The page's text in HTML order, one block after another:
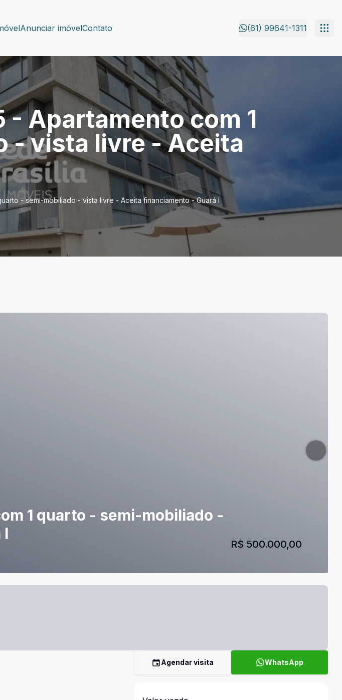
Anunciar imóvelContato (61) 99641-1311
- Apartamento com 1
- vista livre - Aceita
- semi-mobiliado - vista livre - Aceita financiamento - Guará I
1 quarto - semi-mobiliado -
I
R$ 500.000,00
Agendar visita WhatsApp